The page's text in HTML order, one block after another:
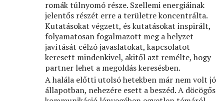
romák túlnyomó része. Szellemi energiáinak
jelentős részét erre a területre koncentrálta.
Kutatásokat végzett, és kutatásokat inspirált,
folyamatosan fogalmazott meg a helyzet
javítását célzó javaslatokat, kapcsolatot
keresett mindenkivel, akitől azt remélte, hogy
partner lehet a megoldás keresésben.
A halála előtti utolsó hetekben már nem volt jó
állapotban, nehezére esett a beszéd. A döcögős